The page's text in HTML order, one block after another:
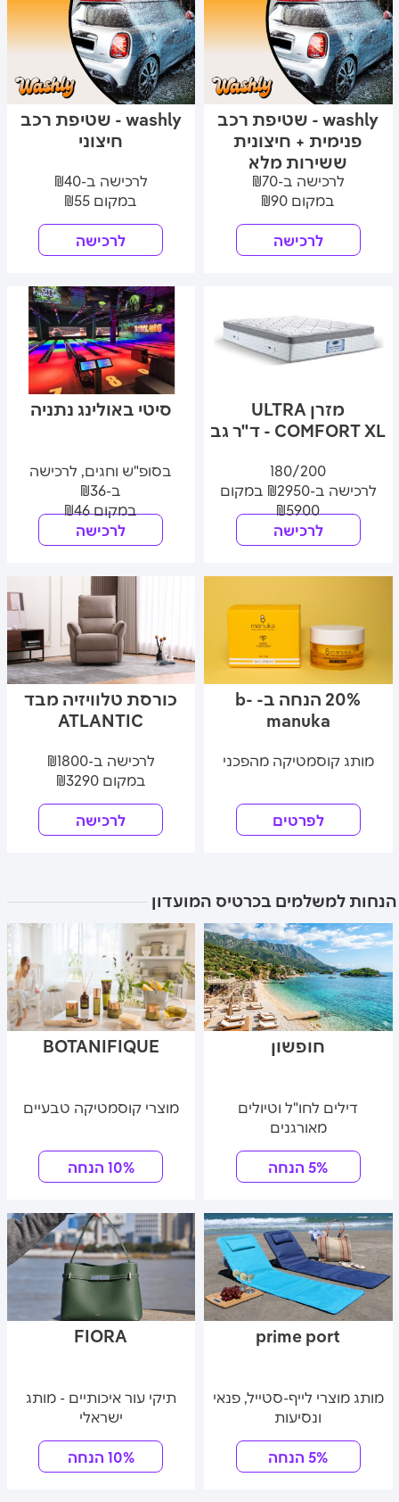
washly - שטיפת רכב
חיצוני
לרכישה ב-₪40
במקום ₪55
לרכישה
washly - שטיפת רכב
פנימית + חיצונית
ששירות מלא
לרכישה ב-₪70
במקום ₪90
לרכישה
סיטי באולינג נתניה
בסופ"ש וחגים, לרכישה
ב-₪36
במקום ₪46
לרכישה
מזרן ULTRA
COMFORT XL - ד"ר גב
180/200
לרכישה ב-₪2950 במקום
₪5900
לרכישה
כורסת טלוויזיה מבד
ATLANTIC
לרכישה ב-₪1800
במקום ₪3290
לרכישה
20% הנחה ב- b-
manuka
מותג קוסמטיקה מהפכני
לפרטים
הנחות למשלמים בכרטיס המועדון
BOTANIFIQUE
מוצרי קוסמטיקה טבעיים
10% הנחה
חופשון
דילים לחו"ל וטיולים
מאורגנים
5% הנחה
FIORA
תיקי עור איכותיים - מותג
ישראלי
10% הנחה
prime port
מותג מוצרי לייף-סטייל, פנאי
ונסיעות
5% הנחה